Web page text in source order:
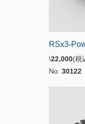
RSx3-
\22,000(税
No. 30122